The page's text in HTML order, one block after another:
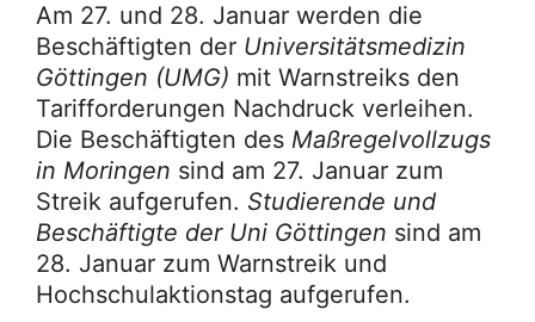
Am 27. und 28. Januar werden die
Beschäftigten der Universitätsmedizin
Göttingen (UMG) mit Warnstreiks den
Tarifforderungen Nachdruck verleihen.
Die Beschäftigten des Maßregelvollzugs
in Moringen sind am 27. Januar zum
Streik aufgerufen. Studierende und
Beschäftigte der Uni Göttingen sind am
28. Januar zum Warnstreik und
Hochschulaktionstag aufgerufen.